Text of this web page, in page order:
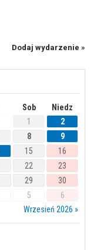
Dodaj wydarzenie »
Sob
Niedz
1
2
8
9
15
16
22
23
29
30
5
6
Wrzesień 2026 »